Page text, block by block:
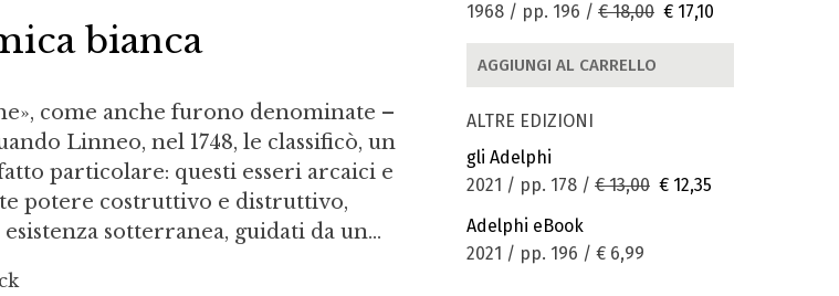
bianca
come anche furono denominate –
Linneo, nel 1748, le classificò, un
particolare: questi esseri arcaici e
potere costruttivo e distruttivo,
sotterranea, guidati da un...
1968 / pp. 196 / € 18,00 € 17,10
AGGIUNGI AL CARRELLO
ALTRE EDIZIONI
gli Adelphi
2021 / pp. 178 / € 13,00 € 12,35
Adelphi eBook
2021 / pp. 196 / € 6,99